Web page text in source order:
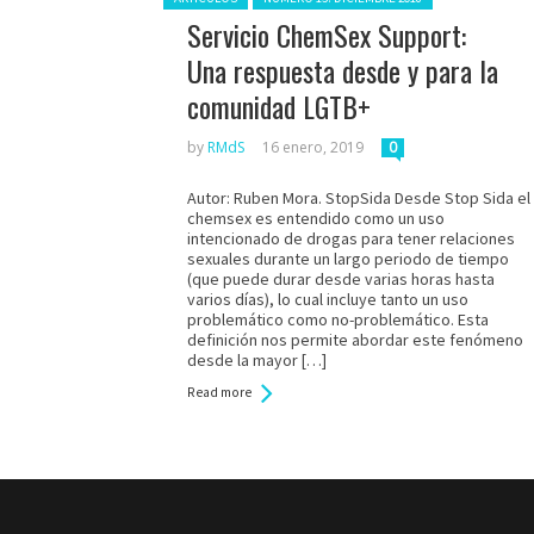
Servicio ChemSex Support:
Una respuesta desde y para la
comunidad LGTB+
by RMdS 16 enero, 2019 0
Autor: Ruben Mora. StopSida Desde Stop Sida el
chemsex es entendido como un uso
intencionado de drogas para tener relaciones
sexuales durante un largo periodo de tiempo
(que puede durar desde varias horas hasta
varios días), lo cual incluye tanto un uso
problemático como no-problemático. Esta
definición nos permite abordar este fenómeno
desde la mayor […]
Read more